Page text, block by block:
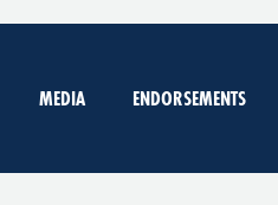
MEDIA ENDORSEMENTS